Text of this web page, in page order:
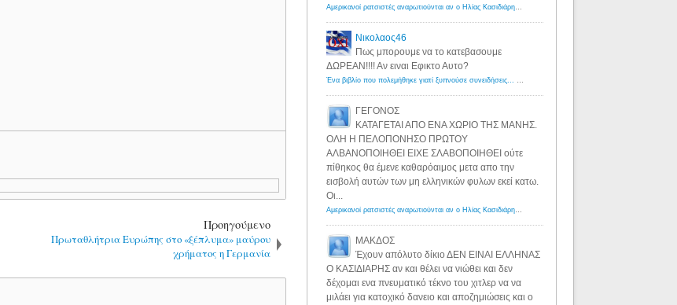
Προηγούμενο
Πρωταθλήτρια Ευρώπης στο «ξέπλυμα» μαύρου
χρήματος η Γερμανία
Αμερικανοί ρατσιστές αναρωτιούνται αν ο Ηλίας Κασιδιάρης ανήκει στη λευκή φυλή... - Λόγιος Ερμής
Νικολαος46
Πως μπορουμε να το κατεβασουμε
ΔΩΡΕΑΝ!!!! Αν ειναι Εφικτο Αυτο?
Ένα βιβλίο που πολεμήθηκε γιατί ξυπνούσε συνειδήσεις... - Λόγιος Ερμής | Η γνώση ξεκινάει με την αναζήτηση...
ΓΕΓΟΝΟΣ
ΚΑΤΑΓΕΤΑΙ ΑΠΟ ΕΝΑ ΧΩΡΙΟ ΤΗΣ ΜΑΝΗΣ.
ΟΛΗ Η ΠΕΛΟΠΟΝΗΣΟ ΠΡΩΤΟΥ
ΑΛΒΑΝΟΠΟΙΗΘΕΙ ΕΙΧΕ ΣΛΑΒΟΠΟΙΗΘΕΙ ούτε
πίθηκος θα έμενε καθαρόαιμος μετα απο την
εισβολή αυτών των μη ελληνικών φυλων εκεί κατω.
Οι...
Αμερικανοί ρατσιστές αναρωτιούνται αν ο Ηλίας Κασιδιάρης ανήκει στη λευκή φυλή... - Λόγιος Ερμής
ΜΑΚΔΟΣ
Έχουν απόλυτο δίκιο ΔΕΝ ΕΙΝΑΙ ΕΛΛΗΝΑΣ
Ο ΚΑΣΙΔΙΑΡΗΣ αν και θέλει να νιώθει και δεν
δέχομαι ενα πνευματικό τέκνο του χιτλερ να να
μιλάει για κατοχικό δανειο και αποζημιώσεις και ο